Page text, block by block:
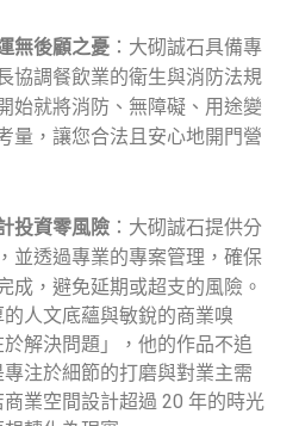
無後顧之憂 ：大砌誠石具備專
協調餐飲業的衛生與消防法規
始就將消防、無障礙、用途變
量，讓您合法且安心地開門營
投資零風險 ：大砌誠石提供分
並透過專業的專案管理，確保
成，避免延期或超支的風險。
人文底蘊與敏銳的商業嗅
解決問題」，他的作品不追
注於細節的打磨與對業主需
業空間設計超過 20 年的時光